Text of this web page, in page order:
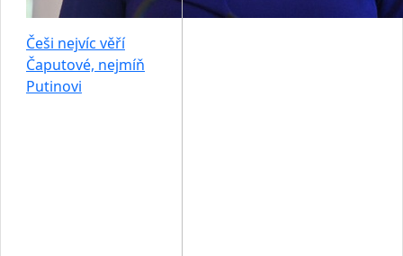
Češi nejvíc věří
Čaputové, nejmíň
Putinovi